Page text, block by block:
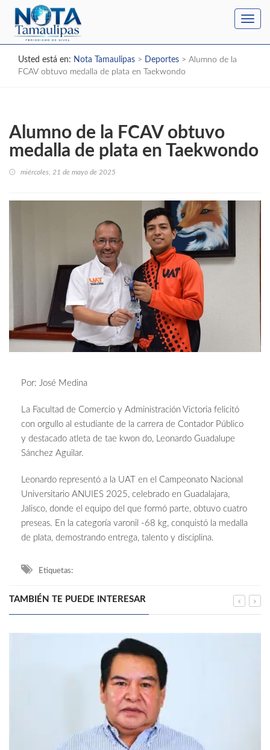
Usted está en: Nota Tamaulipas > Deportes > Alumno de la
FCAV obtuvo medalla de plata en Taekwondo
Alumno de la FCAV obtuvo
medalla de plata en Taekwondo
miércoles, 21 de mayo de 2025
Por: José Medina
La Facultad de Comercio y Administración Victoria felicitó
con orgullo al estudiante de la carrera de Contador Público
y destacado atleta de tae kwon do, Leonardo Guadalupe
Sánchez Aguilar.
Leonardo representó a la UAT en el Campeonato Nacional
Universitario ANUIES 2025, celebrado en Guadalajara,
Jalisco, donde el equipo del que formó parte, obtuvo cuatro
preseas. En la categoría varonil -68 kg, conquistó la medalla
de plata, demostrando entrega, talento y disciplina.
Etiquetas:
TAMBIÉN TE PUEDE INTERESAR